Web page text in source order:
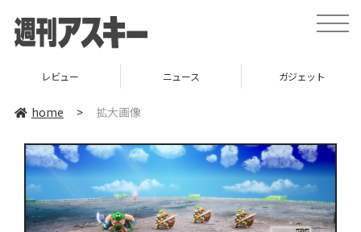
toggle
レビュー ニュース ガジェット
home > 拡大画像